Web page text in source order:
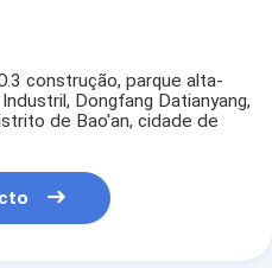
construção, parque alta-
Dongfang Datianyang,
de Bao'an, cidade de